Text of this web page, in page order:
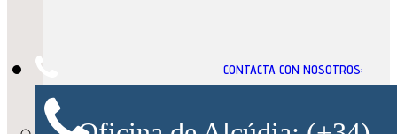
CONTACTA CON NOSOTROS: